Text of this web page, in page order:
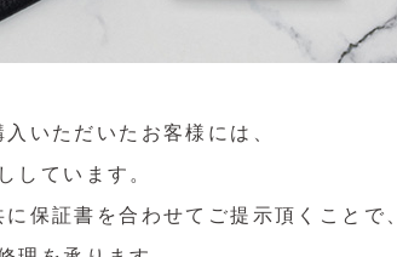
いただいたお客様には、
しています。
保証書を合わせてご提示頂くことで、